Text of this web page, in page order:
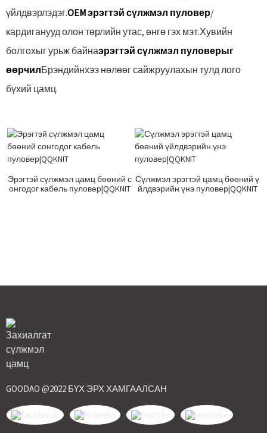
үйлдвэрлэдэг.OEM эрэгтэй сүлжмэл пуловер/
кардиганууд олон төрлийн утас, өнгө гэх мэт.Хувийн
болгохыг урьж байнаэрэгтэй сүлжмэл пуловерыг
өөрчилБрэндийнхээ нөлөөг сайжруулахын тулд лого
бүхий цамц.
Эрэгтэй сүлжмэл цамц бөөний с
онгодог кабель пуловер|QQKNIT
Сүлжмэл эрэгтэй цамц бөөний ү
йлдвэрийн үнэ пуловер|QQKNIT
GOODAO @2022 БҮХ ЭРХ ХАМГААЛСАН